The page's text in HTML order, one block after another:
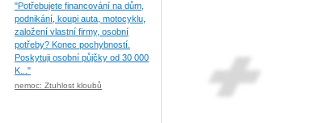
"Potřebujete financování na dům,
podnikání, koupi auta, motocyklu,
založení vlastní firmy, osobní
potřeby? Konec pochybností.
Poskytuji osobní půjčky od 30 000
K..."
nemoc: Ztuhlost kloubů